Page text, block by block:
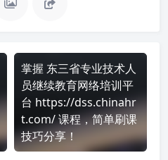
掌握 东三省专业技术人
员继续教育网络培训平
台 https://dss.chinahr
t.com/ 课程，简单刷课
技巧分享！